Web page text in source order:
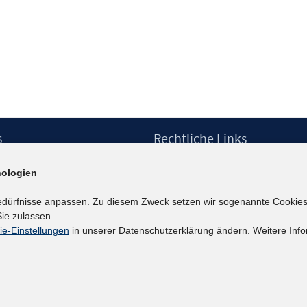
Rechtliche Links
Erklärung zur Barrierefreiheit
anpassen. Zu diesem Zweck setzen wir sogenannte
zulassen.
Einstellungen in unserer Datenschutzerklärung ändern. Weitere